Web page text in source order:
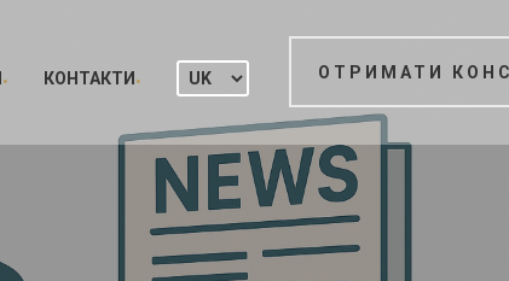
КОНТАКТИ ОТРИМАТИ